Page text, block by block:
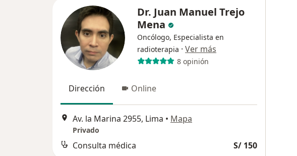
Dr. Juan Manuel Trejo
Mena
Oncólogo, Especialista en
radioterapia · Ver más
8 opinión
Dirección Online
Av. la Marina 2955, Lima • Mapa
Privado
Consulta médica S/ 150